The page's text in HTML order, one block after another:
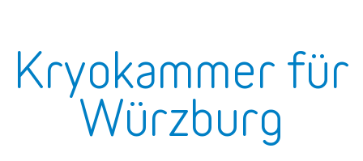
Kryokammer für
Würzburg